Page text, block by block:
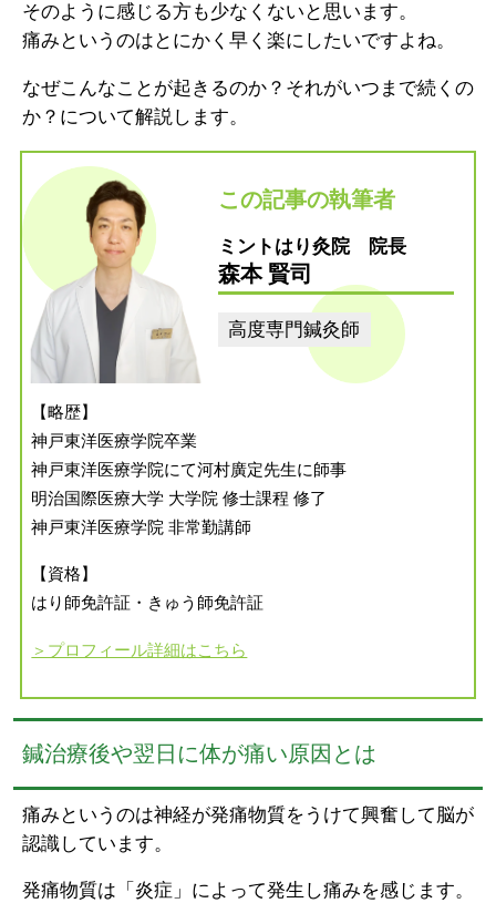
そのように感じる方も少なくないと思います。
痛みというのはとにかく早く楽にしたいですよね。
なぜこんなことが起きるのか？それがいつまで続くの
か？について解説します。
この記事の執筆者
ミントはり灸院 院長
森本 賢司
高度専門鍼灸師
【略歴】
神戸東洋医療学院卒業
神戸東洋医療学院にて河村廣定先生に師事
明治国際医療大学 大学院 修士課程 修了
神戸東洋医療学院 非常勤講師
【資格】
はり師免許証・きゅう師免許証
＞プロフィール詳細はこちら
鍼治療後や翌日に体が痛い原因とは
痛みというのは神経が発痛物質をうけて興奮して脳が
認識しています。
発痛物質は「炎症」によって発生し痛みを感じます。